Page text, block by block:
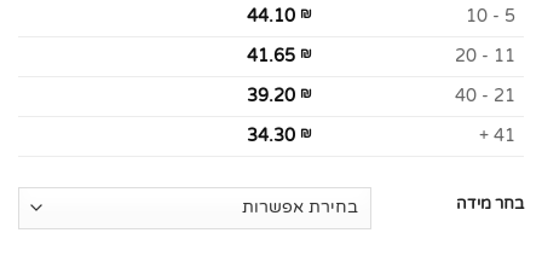
5 - 10
44.10 ₪
11 - 20
41.65 ₪
21 - 40
39.20 ₪
41 +
34.30 ₪
בחר מידה